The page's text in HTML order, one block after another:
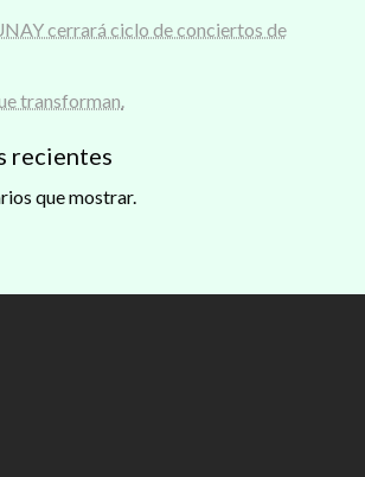
cerrará ciclo de conciertos de
transforman.
recientes
que mostrar.